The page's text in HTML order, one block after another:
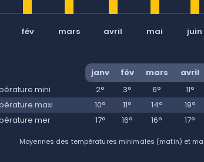
fév mars avril mai juin
janv fév mars avril
mini
2° 3° 6° 11°
maxi
10° 11° 14° 19°
mer
17° 16° 16° 17°
Moyennes des températures minimales (matin) et